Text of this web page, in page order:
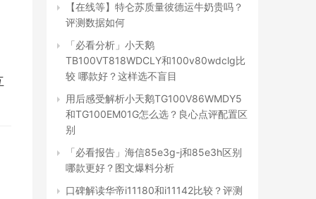
【在线等】特仑苏质量彼德运牛奶贵吗？
评测数据如何
「必看分析」小天鹅
TB100VT818WDCLY和100v80wdclg比
较 哪款好？这样选不盲目
用后感受解析小天鹅TG100V86WMDY5
和TG100EM01G怎么选？良心点评配置区
别
「必看报告」海信85e3g-j和85e3h区别
哪款更好？图文爆料分析
口碑解读华帝i11180和i11142比较？评测